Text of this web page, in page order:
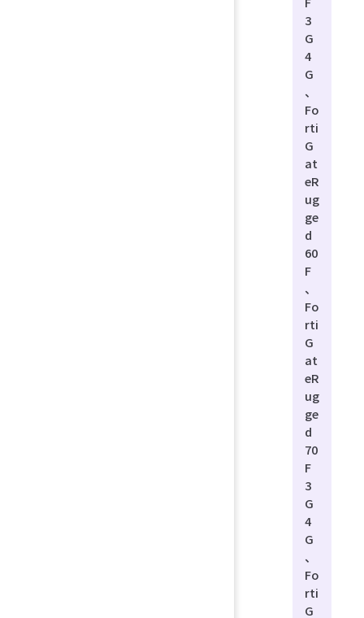
3
G
4
G
、
Fo
rti
G
at
eR
ug
ge
d
60
F
、
Fo
rti
G
at
eR
ug
ge
d
70
F
3
G
4
G
、
Fo
rti
G